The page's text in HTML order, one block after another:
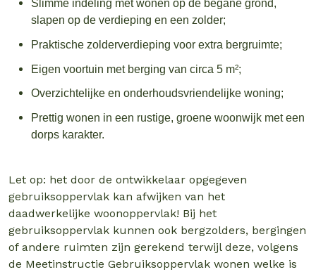
Slimme indeling met wonen op de begane grond,
slapen op de verdieping en een zolder;
Praktische zolderverdieping voor extra bergruimte;
Eigen voortuin met berging van circa 5 m²;
Overzichtelijke en onderhoudsvriendelijke woning;
Prettig wonen in een rustige, groene woonwijk met een
dorps karakter.
Let op: het door de ontwikkelaar opgegeven
gebruiksoppervlak kan afwijken van het
daadwerkelijke woonoppervlak! Bij het
gebruiksoppervlak kunnen ook bergzolders, bergingen
of andere ruimten zijn gerekend terwijl deze, volgens
de Meetinstructie Gebruiksoppervlak wonen welke is